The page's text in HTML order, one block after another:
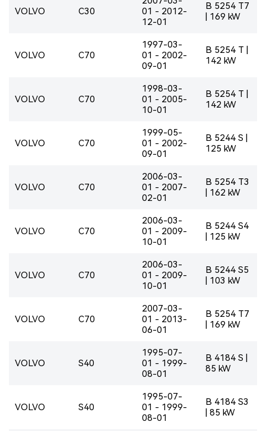
VOLVO C30
01 - 2012-
12-01
B 5254 T7
| 169 kW
VOLVO C70
1997-03-
01 - 2002-
09-01
B 5254 T |
142 kW
VOLVO C70
1998-03-
01 - 2005-
10-01
B 5254 T |
142 kW
VOLVO C70
1999-05-
01 - 2002-
09-01
B 5244 S |
125 kW
VOLVO C70
2006-03-
01 - 2007-
02-01
B 5254 T3
| 162 kW
VOLVO C70
2006-03-
01 - 2009-
10-01
B 5244 S4
| 125 kW
VOLVO C70
2006-03-
01 - 2009-
10-01
B 5244 S5
| 103 kW
VOLVO C70
2007-03-
01 - 2013-
06-01
B 5254 T7
| 169 kW
VOLVO S40
1995-07-
01 - 1999-
08-01
B 4184 S |
85 kW
VOLVO S40
1995-07-
01 - 1999-
08-01
B 4184 S3
| 85 kW